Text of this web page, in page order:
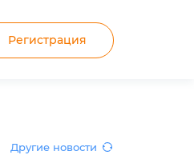
Регистрация
Другие новости